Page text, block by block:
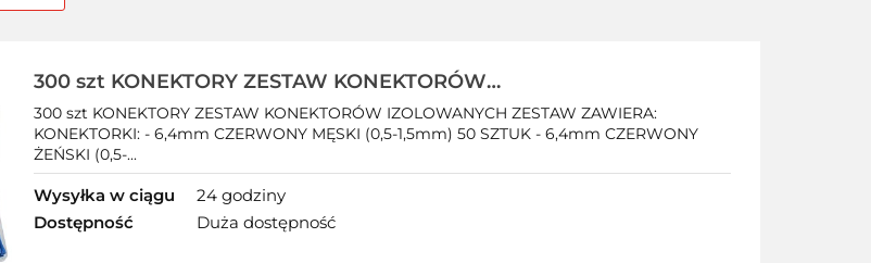
300 szt KONEKTORY ZESTAW KONEKTORÓW
IZOLOWANYCH
300 szt KONEKTORY ZESTAW KONEKTORÓW IZOLOWANYCH ZESTAW ZAWIERA:
KONEKTORKI: - 6,4mm CZERWONY MĘSKI (0,5-1,5mm) 50 SZTUK - 6,4mm CZERWONY
ŻEŃSKI (0,5-...
Wysyłka w ciągu
24 godziny
Dostępność
Duża dostępność